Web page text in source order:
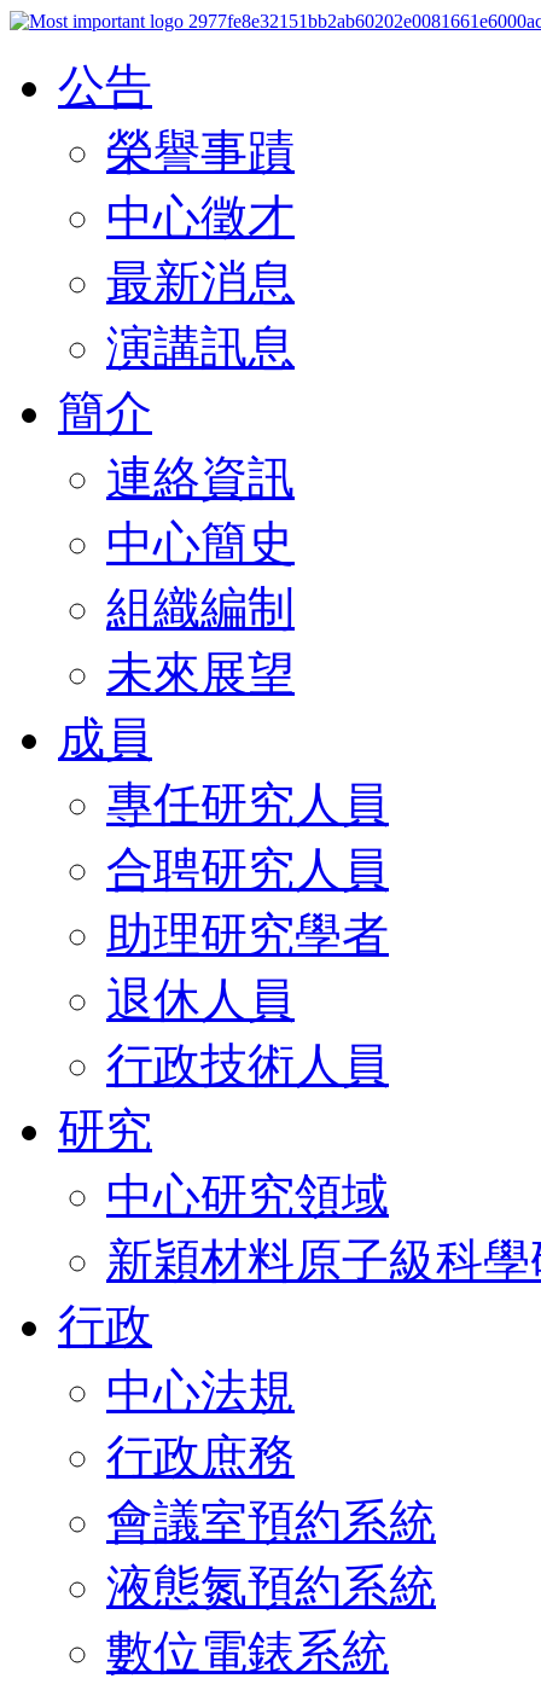
公告
榮譽事蹟
中心徵才
最新消息
演講訊息
簡介
連絡資訊
中心簡史
組織編制
未來展望
成員
專任研究人員
合聘研究人員
助理研究學者
退休人員
行政技術人員
研究
中心研究領域
新穎材料原子級科
行政
中心法規
行政庶務
會議室預約系統
液態氮預約系統
數位電錶系統